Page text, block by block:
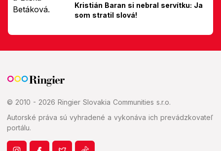
Kristián Baran si nebral servítku: Ja
som stratil slová!
© 2010 - 2026 Ringier Slovakia Communities s.r.o.
Autorské práva sú vyhradené a vykonáva ich prevádzkovateľ
portálu.